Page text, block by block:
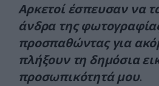
Αρκετοί έσπευσαν να
άνδρα της
προσπαθώντας για
πλήξουν τη δημόσια
προσωπικότητά μου.